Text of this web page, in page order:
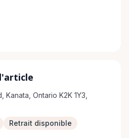
Kanata, Ontario K2K 1Y3,
Retrait disponible